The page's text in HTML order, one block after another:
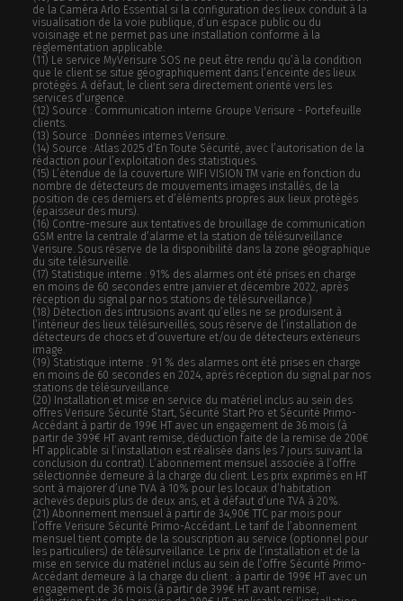
de la Caméra Arlo Essential si la configuration des lieux conduit à la
visualisation de la voie publique, d’un espace public ou du
voisinage et ne permet pas une installation conforme à la
réglementation applicable.
(11) Le service MyVerisure SOS ne peut être rendu qu’à la condition
que le client se situe géographiquement dans l’enceinte des lieux
protégés. A défaut, le client sera directement orienté vers les
services d’urgence.
(12) Source : Communication interne Groupe Verisure - Portefeuille
clients.
(13) Source : Données internes Verisure.
(14) Source : Atlas 2025 d’En Toute Sécurité, avec l’autorisation de la
rédaction pour l’exploitation des statistiques.
(15) L’étendue de la couverture WIFI VISION TM varie en fonction du
nombre de détecteurs de mouvements images installés, de la
position de ces derniers et d’éléments propres aux lieux protégés
(épaisseur des murs).
(16) Contre-mesure aux tentatives de brouillage de communication
GSM entre la centrale d’alarme et la station de télésurveillance
Verisure. Sous réserve de la disponibilité dans la zone géographique
du site télésurveillé.
(17) Statistique interne : 91% des alarmes ont été prises en charge
en moins de 60 secondes entre janvier et décembre 2022, après
réception du signal par nos stations de télésurveillance.)
(18) Détection des intrusions avant qu’elles ne se produisent à
l’intérieur des lieux télésurveillés, sous réserve de l’installation de
détecteurs de chocs et d’ouverture et/ou de détecteurs extérieurs
image.
(19) Statistique interne : 91 % des alarmes ont été prises en charge
en moins de 60 secondes en 2024, après réception du signal par nos
stations de télésurveillance.
(20) Installation et mise en service du matériel inclus au sein des
offres Verisure Sécurité Start, Sécurité Start Pro et Sécurité Primo-
Accédant à partir de 199€ HT avec un engagement de 36 mois (à
partir de 399€ HT avant remise, déduction faite de la remise de 200€
HT applicable si l’installation est réalisée dans les 7 jours suivant la
conclusion du contrat). L’abonnement mensuel associée à l’offre
sélectionnée demeure à la charge du client. Les prix exprimés en HT
sont à majorer d’une TVA à 10% pour les locaux d’habitation
achevés depuis plus de deux ans, et à défaut d’une TVA à 20%.
(21) Abonnement mensuel à partir de 34,90€ TTC par mois pour
l’offre Verisure Sécurité Primo-Accédant. Le tarif de l’abonnement
mensuel tient compte de la souscription au service (optionnel pour
les particuliers) de télésurveillance. Le prix de l’installation et de la
mise en service du matériel inclus au sein de l’offre Sécurité Primo-
Accédant demeure à la charge du client : à partir de 199€ HT avec un
engagement de 36 mois (à partir de 399€ HT avant remise,